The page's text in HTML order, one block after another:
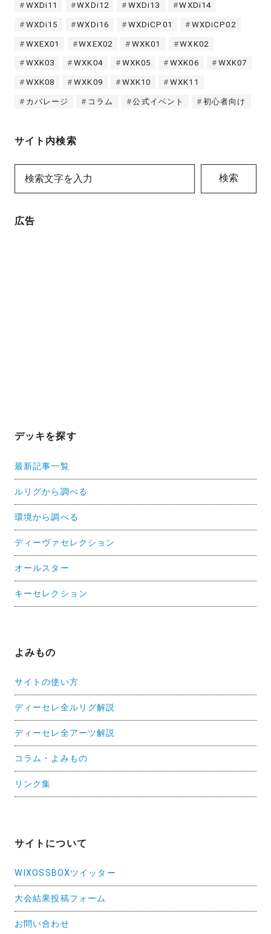
WXDi11 WXDi12 WXDi13 WXDi14
WXDi15 WXDi16 WXDiCP01 WXDiCP02
WXEX01 WXEX02 WXK01 WXK02
WXK03 WXK04 WXK05 WXK06 WXK07
WXK08 WXK09 WXK10 WXK11
カバレージ コラム 公式イベント 初心者向け
サイト内検索
検索
広告
デッキを探す
最新記事一覧
ルリグから調べる
環境から調べる
ディーヴァセレクション
オールスター
キーセレクション
よみもの
サイトの使い方
ディーセレ全ルリグ解説
ディーセレ全アーツ解説
コラム・よみもの
リンク集
サイトについて
WIXOSSBOXツイッター
大会結果投稿フォーム
お問い合わせ